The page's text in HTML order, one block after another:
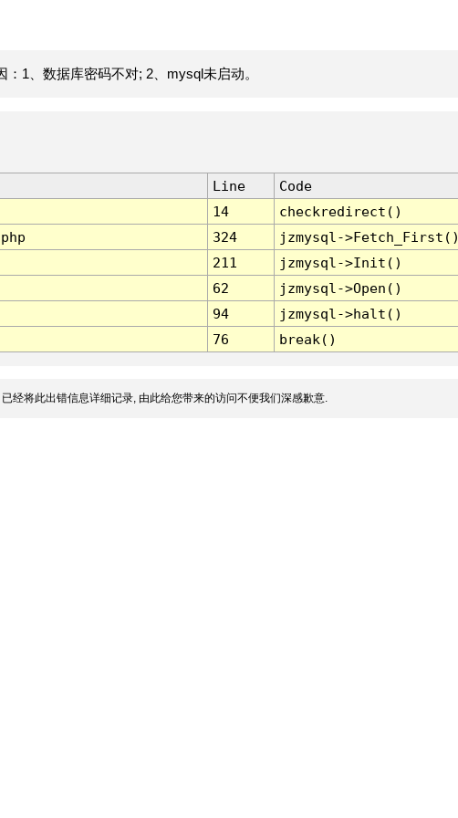
1、数据库密码不对; 2、mysql未启动。
Line
Code
14
checkredirect()
324
jzmysql-
211
jzmysql->Init()
62
jzmysql->Open()
94
jzmysql->halt()
76 break()
经将此出错信息详细记录, 由此给您带来的访问不便我们深感歉意.